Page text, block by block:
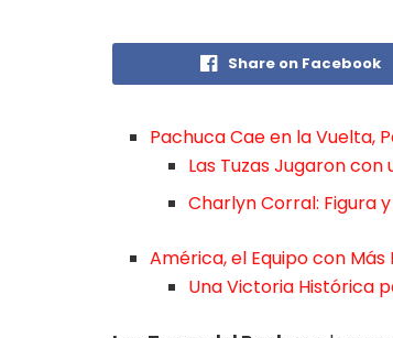
Share on Facebook
Pachuca Cae en la Vuelta,
Las Tuzas Jugaron con
Charlyn Corral: Figura
América, el Equipo con Más
Una Victoria Histórica